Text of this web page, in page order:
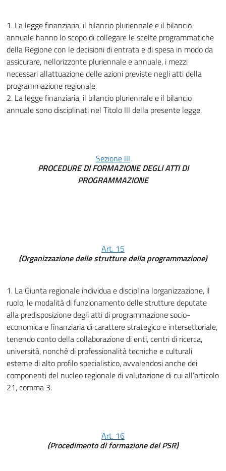
1. La legge finanziaria, il bilancio pluriennale e il bilancio
annuale hanno lo scopo di collegare le scelte programmatiche
della Regione con le decisioni di entrata e di spesa in modo da
assicurare, nellorizzonte pluriennale e annuale, i mezzi
necessari allattuazione delle azioni previste negli atti della
programmazione regionale.
2. La legge finanziaria, il bilancio pluriennale e il bilancio
annuale sono disciplinati nel Titolo III della presente legge.
Sezione III
PROCEDURE DI FORMAZIONE DEGLI ATTI DI
PROGRAMMAZIONE
Art. 15
(Organizzazione delle strutture della programmazione)
1. La Giunta regionale individua e disciplina lorganizzazione, il
ruolo, le modalità di funzionamento delle strutture deputate
alla predisposizione degli atti di programmazione socio-
economica e finanziaria di carattere strategico e intersettoriale,
tenendo conto della collaborazione di enti, centri di ricerca,
università, nonché di professionalità tecniche e culturali
esterne di alto profilo specialistico, avvalendosi anche dei
componenti del nucleo regionale di valutazione di cui all’articolo
21, comma 3.
Art. 16
(Procedimento di formazione del PSR)